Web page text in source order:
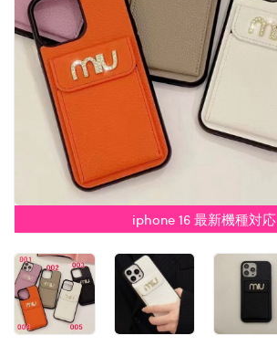
iphone 16 最新機種対応